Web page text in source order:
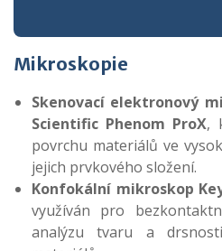
Mikroskopie
Skenovací elektronový
Scientific Phenom ProX,
povrchu materiálů ve
jejich prvkového složení.
Konfokální mikroskop
využíván pro
analýzu tvaru a